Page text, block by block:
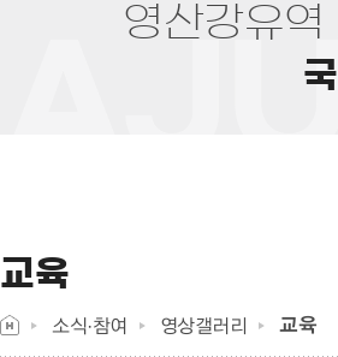
영산강유역
국
교육
소식·참여 영상갤러리 교육